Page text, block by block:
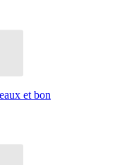
et bon